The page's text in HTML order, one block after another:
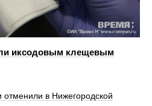
иксодовым клещевым
отменили в Нижегородской